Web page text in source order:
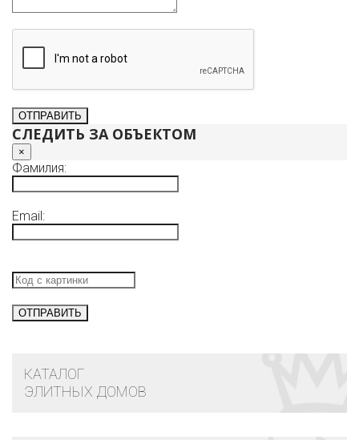
СЛЕДИТЬ ЗА ОБЪЕКТОМ
×
Фамилия:
Email:
КАТАЛОГ
ЭЛИТНЫХ ДОМОВ